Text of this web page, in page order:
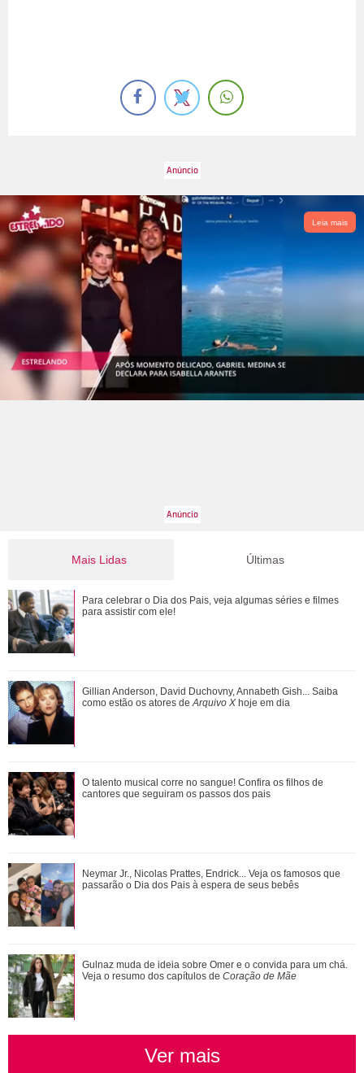
Leia mais
Mais Lidas
Gulnaz muda de ideia sobre Omer e o convida para um chá.
Veja o resumo dos capítulos de Cor...
Adriana manda Iuri procurar o anel de Arthur. Veja o resumo
dos capítulos de Quem Ama Cuida
O talento musical corre no sangue! Confira os filhos de
cantores que seguiram os passos dos p...
João Raul diz para Agrado que não está conseguindo
conviver com seu sucesso. Veja os resum...
Últimas
Para celebrar o Dia dos Pais, veja algumas séries e filmes
para assistir com ele!
Gillian Anderson, David Duchovny, Annabeth Gish... Saiba
como estão os atores deArquivo X hoje em dia
O talento musical corre no sangue! Confira os filhos de
cantores que seguiram os passos dos pais
Neymar Jr., Nicolas Prattes, Endrick... Veja os famosos que
passarão o Dia dos Pais à espera de seus bebês
Gulnaz muda de ideia sobre Omer e o convida para um chá.
Veja o resumo dos capítulos de Coração de Mãe
Ver mais